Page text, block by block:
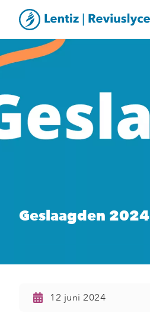
Geslaagden 2024
12 juni 2024